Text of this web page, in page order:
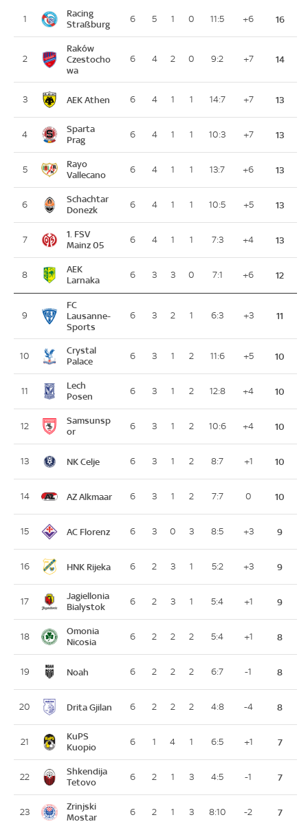
1
Racing
Straßburg
6 5 1 0 11:5 +6 16
2
Raków
Czestocho
wa
6 4 2 0 9:2 +7 14
3 AEK Athen 6 4 1 1 14:7 +7 13
4
Sparta
Prag
6 4 1 1 10:3 +7 13
5
Rayo
Vallecano
6 4 1 1 13:7 +6 13
6
Schachtar
Donezk
6 4 1 1 10:5 +5 13
7
1. FSV
Mainz 05
6 4 1 1 7:3 +4 13
8
AEK
Larnaka
6 3 3 0 7:1 +6 12
9
FC
Lausanne-
Sports
6 3 2 1 6:3 +3 11
10
Crystal
Palace
6 3 1 2 11:6 +5 10
11
Lech
Posen
6 3 1 2 12:8 +4 10
12
Samsunsp
or
6 3 1 2 10:6 +4 10
13 NK Celje 6 3 1 2 8:7 +1 10
14 AZ Alkmaar 6 3 1 2 7:7 0 10
15 AC Florenz 6 3 0 3 8:5 +3 9
16 HNK Rijeka 6 2 3 1 5:2 +3 9
17
Jagiellonia
Bialystok
6 2 3 1 5:4 +1 9
18
Omonia
Nicosia
6 2 2 2 5:4 +1 8
19 Noah 6 2 2 2 6:7 -1 8
20 Drita Gjilan 6 2 2 2 4:8 -4 8
21
KuPS
Kuopio
6 1 4 1 6:5 +1 7
22
Shkendija
Tetovo
6 2 1 3 4:5 -1 7
23
Zrinjski
Mostar
6 2 1 3 8:10 -2 7